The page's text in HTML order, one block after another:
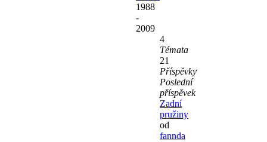
1988
-
2009
4
Témata
21
Příspěvky
Poslední
příspěvek
Zadní
pružiny
od
fannda